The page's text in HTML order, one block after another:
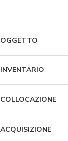
OGGETTO
INVENTARIO
COLLOCAZIONE
ACQUISIZIONE